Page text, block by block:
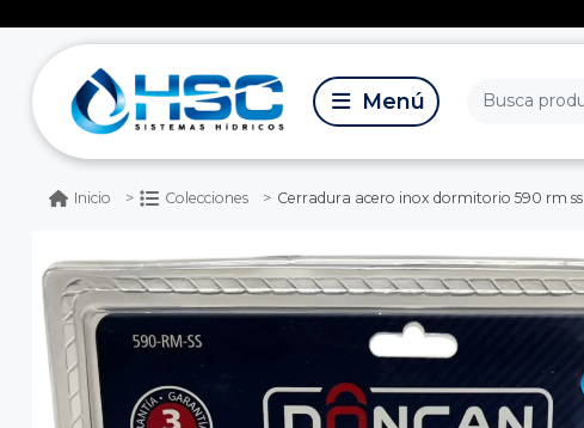
Inicio Colecciones Cerradura acero inox dormitorio 590 rm ss